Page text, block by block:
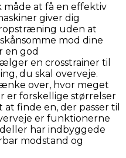
måde at få en effektiv
giver dig
uden at
mod dine
en god
en crosstrainer til
du skal overveje.
over, hvor meget
er forskellige størrelser
finde en, der passer til
er funktionerne
har indbyggede
modstand og